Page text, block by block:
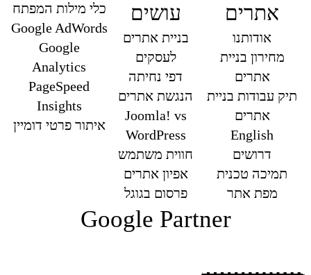
אתרים
אודותנו
מחירון בניית
אתרים
תיק עבודות בניית
אתרים
English
דרושים
תמיכה טכנית
מפת אתר
עושים
בניית אתרים
לעסקים
דפי נחיתה
הנגשת אתרים
Joomla! vs
WordPress
חווית משתמש
אפיון אתרים
פרסום בגוגל
כלי מילות המפתח
Google AdWords
Google
Analytics
PageSpeed
Insights
איתור פרטי דומיין
Google Partner